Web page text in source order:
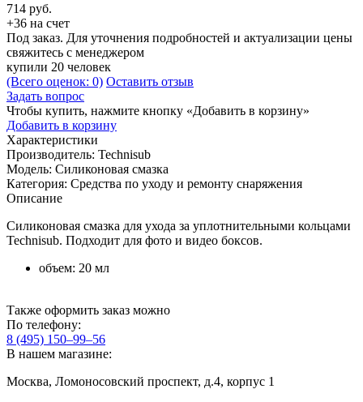
714 руб.
+36 на счет
Под заказ. Для уточнения подробностей и актуализации цены
свяжитесь с менеджером
купили 20 человек
(Всего оценок: 0) Оставить отзыв
Задать вопрос
Чтобы купить, нажмите кнопку «Добавить в корзину»
Добавить в корзину
Характеристики
Производитель: Technisub
Модель: Силиконовая смазка
Категория: Средства по уходу и ремонту снаряжения
Описание
Силиконовая смазка для ухода за уплотнительными кольцами
Technisub. Подходит для фото и видео боксов.
объем: 20 мл
Также оформить заказ можно
По телефону:
8 (495) 150–99–56
В нашем магазине:
Москва, Ломоносовский проспект, д.4, корпус 1